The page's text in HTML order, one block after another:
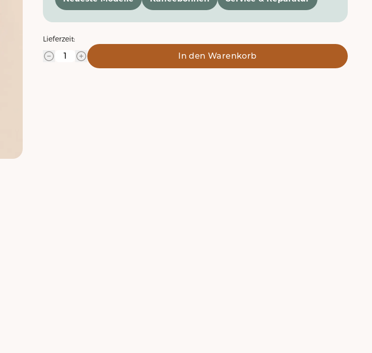
Lieferzeit:
In den Warenkorb